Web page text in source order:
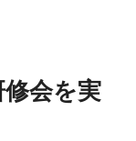
会を実